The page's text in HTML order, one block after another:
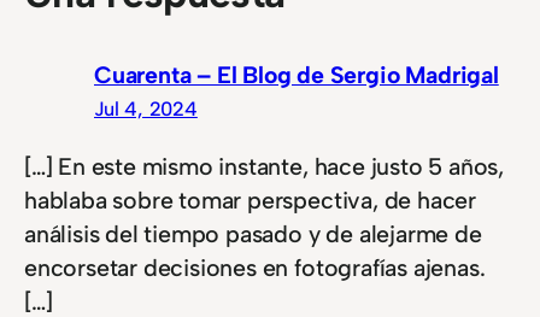
Cuarenta – El Blog de Sergio Madrigal
Jul 4, 2024
[…] En este mismo instante, hace justo 5 años,
hablaba sobre tomar perspectiva, de hacer
análisis del tiempo pasado y de alejarme de
encorsetar decisiones en fotografías ajenas.
[…]